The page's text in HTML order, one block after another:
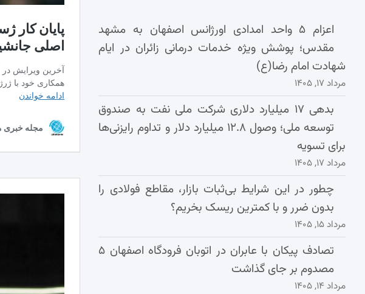
اعزام ۵ واحد امدادی اورژانس اصفهان به مشهد
مقدس؛ پوشش ویژه خدمات درمانی زائران در ایام
شهادت امام رضا(ع)
مرداد ۱۷, ۱۴۰۵
بدهی ۱۷ میلیارد دلاری شرکت ملی نفت به صندوق
توسعه ملی؛ وصول ۱۲.۸ میلیارد دلار و تداوم رایزنی‌ها
برای تسویه
مرداد ۱۷, ۱۴۰۵
چطور در این شرایط بی‌ثبات بازار، مقاطع فولادی را
بدون ضرر و با کمترین ریسک بخریم؟
مرداد ۱۵, ۱۴۰۵
تصادف پیکان با عابران در اتوبان فرودگاه اصفهان ۵
مصدوم بر جای گذاشت
مرداد ۱۴, ۱۴۰۵